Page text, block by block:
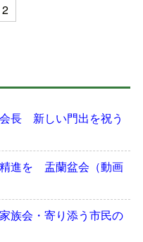
2
長 新しい門出を祝う
進を 盂蘭盆会（動画
族会・寄り添う市民の